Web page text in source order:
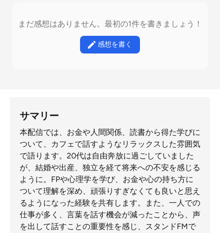
まだ感想はありません。最初の1件を書きましょう！
感想を書く
サマリー
本配信では、お金や人間関係、読書から得た学びに
ついて、カフェで話すようなリラックスした雰囲気
で語ります。20代は自由奔放に過ごしていました
が、結婚や出産、独立を経て将来への不安を感じる
ように。FPや心理学を学び、お金や心の持ち方に
ついて理解を深め、頑張りすぎなくても良いと思え
るようになった経験を共有します。また、一人での
仕事が多く、言葉を話す機会が減ったことから、声
を出して話すことの重要性を感じ、スタンドFMで